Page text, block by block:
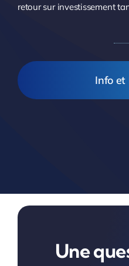
retour sur investissement
Info et
Une